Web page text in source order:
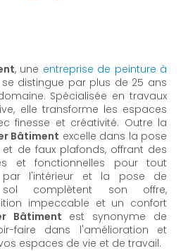
, une entreprise de peinture à
se distingue par plus de 25 ans
Spécialisée en travaux
elle transforme les espaces
finesse et créativité. Outre la
Bâtiment excelle dans la pose
de faux plafonds, offrant des
et fonctionnelles pour tout
par l'intérieur et la pose de
complètent son offre,
impeccable et un confort
Bâtiment est synonyme de
faire dans l'amélioration et
espaces de vie et de travail.